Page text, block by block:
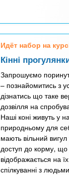
Идёт набор на
Кінні
Запрошуємо
– познайомитись з
дізнатись що таке
дозвілля на
Наші коні живуть у
природньому для
мають вільний вигул
доступ до корму, що
відображається на
спілкуванні з